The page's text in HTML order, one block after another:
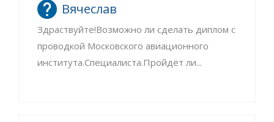
Вячеслав
Здраствуйте!Возможно ли сделать диплом с
проводкой Московского авиационного
института.Специалиста.Пройдёт ли...